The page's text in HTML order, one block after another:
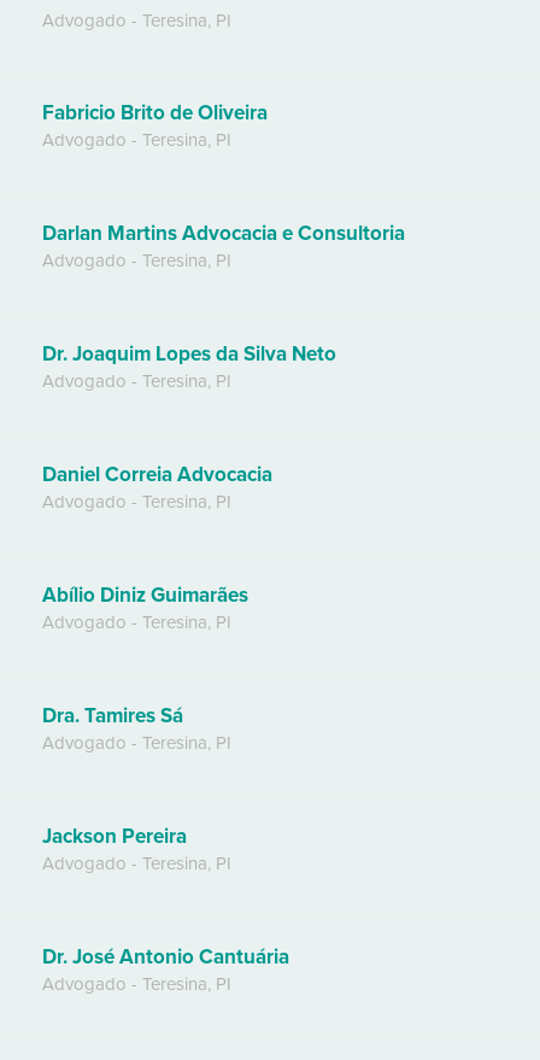
Advogado - Teresina, PI
Fabricio Brito de Oliveira
Advogado - Teresina, PI
Darlan Martins Advocacia e Consultoria
Advogado - Teresina, PI
Dr. Joaquim Lopes da Silva Neto
Advogado - Teresina, PI
Daniel Correia Advocacia
Advogado - Teresina, PI
Abílio Diniz Guimarães
Advogado - Teresina, PI
Dra. Tamires Sá
Advogado - Teresina, PI
Jackson Pereira
Advogado - Teresina, PI
Dr. José Antonio Cantuária
Advogado - Teresina, PI